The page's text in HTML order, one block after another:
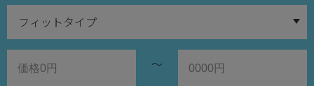
～